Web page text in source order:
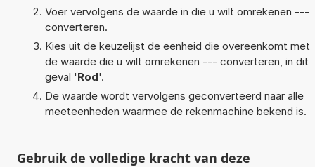
Voer vervolgens de waarde in die u wilt omrekenen ---
converteren.
Kies uit de keuzelijst de eenheid die overeenkomt met
de waarde die u wilt omrekenen --- converteren, in dit
geval 'Rod'.
De waarde wordt vervolgens geconverteerd naar alle
meeteenheden waarmee de rekenmachine bekend is.
Gebruik de volledige kracht van deze